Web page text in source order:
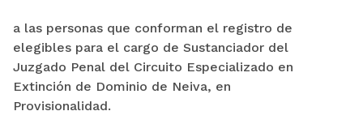
a las personas que conforman el registro de
elegibles para el cargo de Sustanciador del
Juzgado Penal del Circuito Especializado en
Extinción de Dominio de Neiva, en
Provisionalidad.